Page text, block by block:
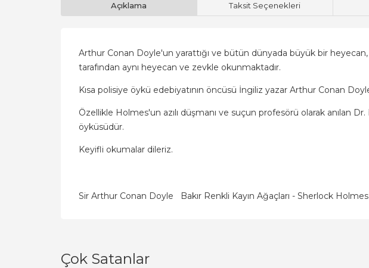
Açıklama Taksit Seçenekleri
Arthur Conan Doyle'un yarattığı ve bütün dünyada büyük bir
tarafından aynı heyecan ve zevkle okunmaktadır.
Kısa polisiye öykü edebiyatının öncüsü İngiliz yazar Arthur Conan
Özellikle Holmes'un azılı düşmanı ve suçun profesörü olarak anılan
öyküsüdür.
Keyifli okumalar dileriz.
Sir Arthur Conan Doyle Bakır Renkli Kayın Ağaçları - Sherlock Holmes
Çok Satanlar